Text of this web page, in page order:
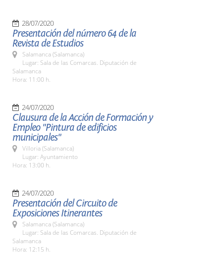
28/07/2020
Presentación del número 64 de la
Revista de Estudios
Salamanca (Salamanca)
Lugar: Sala de las Comarcas. Diputación de
Salamanca
Hora: 11:00 h.
24/07/2020
Clausura de la Acción de Formación y
Empleo "Pintura de edificios
municipales"
Villoria (Salamanca)
Lugar: Ayuntamiento
Hora: 13:00 h.
24/07/2020
Presentación del Circuito de
Exposiciones Itinerantes
Salamanca (Salamanca)
Lugar: Sala de las Comarcas. Diputación de
Salamanca
Hora: 12:15 h.